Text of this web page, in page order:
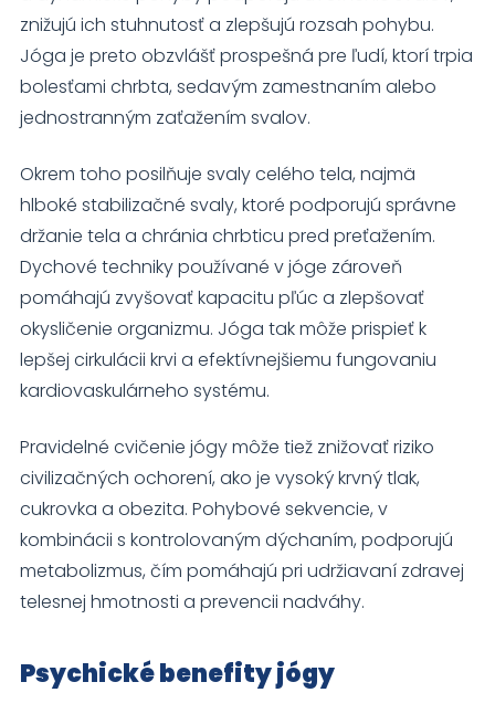
znižujú ich stuhnutosť a zlepšujú rozsah pohybu.
Jóga je preto obzvlášť prospešná pre ľudí, ktorí trpia
bolesťami chrbta, sedavým zamestnaním alebo
jednostranným zaťažením svalov.
Okrem toho posilňuje svaly celého tela, najmä
hlboké stabilizačné svaly, ktoré podporujú správne
držanie tela a chránia chrbticu pred preťažením.
Dychové techniky používané v jóge zároveň
pomáhajú zvyšovať kapacitu pľúc a zlepšovať
okysličenie organizmu. Jóga tak môže prispieť k
lepšej cirkulácii krvi a efektívnejšiemu fungovaniu
kardiovaskulárneho systému.
Pravidelné cvičenie jógy môže tiež znižovať riziko
civilizačných ochorení, ako je vysoký krvný tlak,
cukrovka a obezita. Pohybové sekvencie, v
kombinácii s kontrolovaným dýchaním, podporujú
metabolizmus, čím pomáhajú pri udržiavaní zdravej
telesnej hmotnosti a prevencii nadváhy.
Psychické benefity jógy
a správania
počas návštevy
našej stránky
zvyšujete šancu
na zobrazenie
kvalitnejšie
obsahu a
ponúk.